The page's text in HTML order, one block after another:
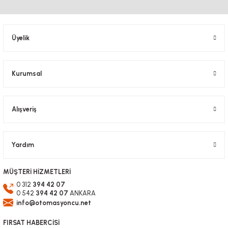
Üyelik
Kurumsal
Alışveriş
Yardım
MÜŞTERİ HİZMETLERİ
0 312 394 42 07
0 542 394 42 07 ANKARA
info@otomasyoncu.net
FIRSAT HABERCİSİ